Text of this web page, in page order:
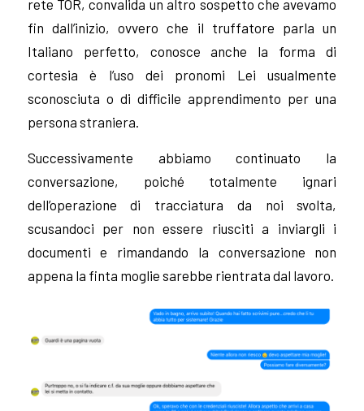
rete TOR, convalida un altro sospetto che avevamo
fin dall’inizio, ovvero che il truffatore parla un
Italiano perfetto, conosce anche la forma di
cortesia è l’uso dei pronomi Lei usualmente
sconosciuta o di difficile apprendimento per una
persona straniera.
Successivamente abbiamo continuato la
conversazione, poiché totalmente ignari
dell’operazione di tracciatura da noi svolta,
scusandoci per non essere riusciti a inviargli i
documenti e rimandando la conversazione non
appena la finta moglie sarebbe rientrata dal lavoro.